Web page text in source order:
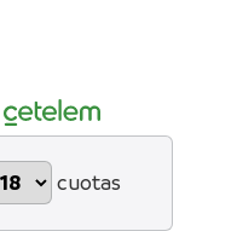
cuotas